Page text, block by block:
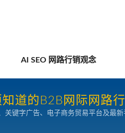
AI SEO 网路行销观念
道的B2B网际网路
键字广告、电子商务贸易平台及最新